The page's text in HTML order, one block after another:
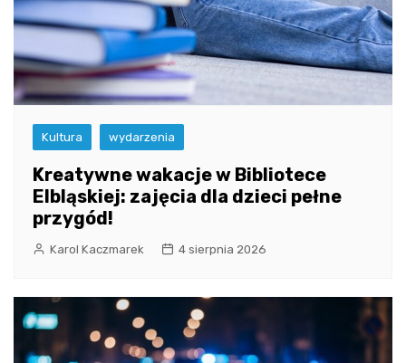
Kultura wydarzenia
Kreatywne wakacje w Bibliotece
Elbląskiej: zajęcia dla dzieci pełne
przygód!
Karol Kaczmarek 4 sierpnia 2026